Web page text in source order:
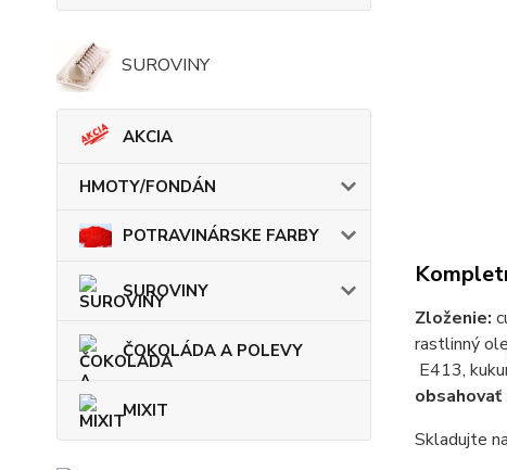
SUROVINY
AKCIA
HMOTY/FONDÁN
POTRAVINÁRSKE FARBY
SUROVINY
ČOKOLÁDA A POLEVY
MIXIT
Zloženie:
rastlinný
E413,
obsahovať
Skladujte